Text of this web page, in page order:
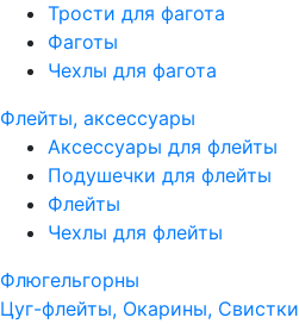
Трости для фагота
Фаготы
Чехлы для фагота
Флейты, аксессуары
Аксессуары для флейты
Подушечки для флейты
Флейты
Чехлы для флейты
Флюгельгорны
Цуг-флейты, Окарины, Свистки